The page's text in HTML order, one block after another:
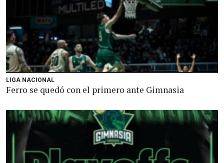
LIGA NACIONAL
Ferro se quedó con el primero ante Gimnasia